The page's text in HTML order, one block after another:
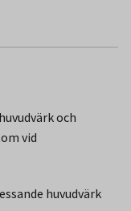
och
vid
huvudvärk